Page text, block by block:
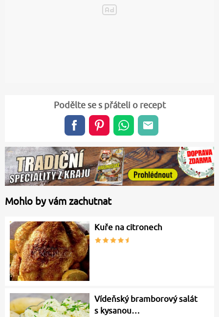
Podělte se s přáteli o recept
Mohlo by vám zachutnat
Kuře na citronech
Vídeňský bramborový salát
s kysanou…